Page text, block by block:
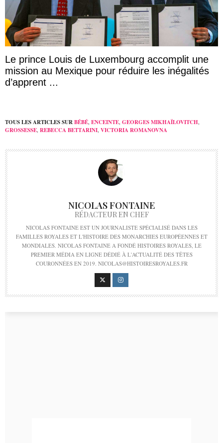
Le prince Louis de Luxembourg accomplit une
mission au Mexique pour réduire les inégalités
d’apprent ...
TOUS LES ARTICLES SURBÉBÉ, ENCEINTE, GEORGES MIKHAÏLOVITCH,
GROSSESSE, REBECCA BETTARINI, VICTORIA ROMANOVNA
NICOLAS FONTAINE
RÉDACTEUR EN CHEF
NICOLAS FONTAINE EST UN JOURNALISTE SPÉCIALISÉ DANS LES
FAMILLES ROYALES ET L'HISTOIRE DES MONARCHIES EUROPÉENNES ET
MONDIALES. NICOLAS FONTAINE A FONDÉ HISTOIRES ROYALES, LE
PREMIER MÉDIA EN LIGNE DÉDIÉ À L'ACTUALITÉ DES TÊTES
COURONNÉES EN 2019. NICOLAS@HISTOIRESROYALES.FR